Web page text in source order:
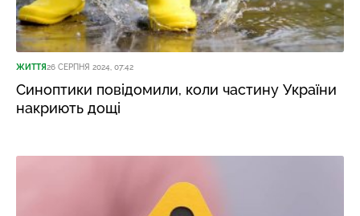
ЖИТТЯ26 СЕРПНЯ 2024, 07:42
Синоптики повідомили, коли частину України
накриють дощі